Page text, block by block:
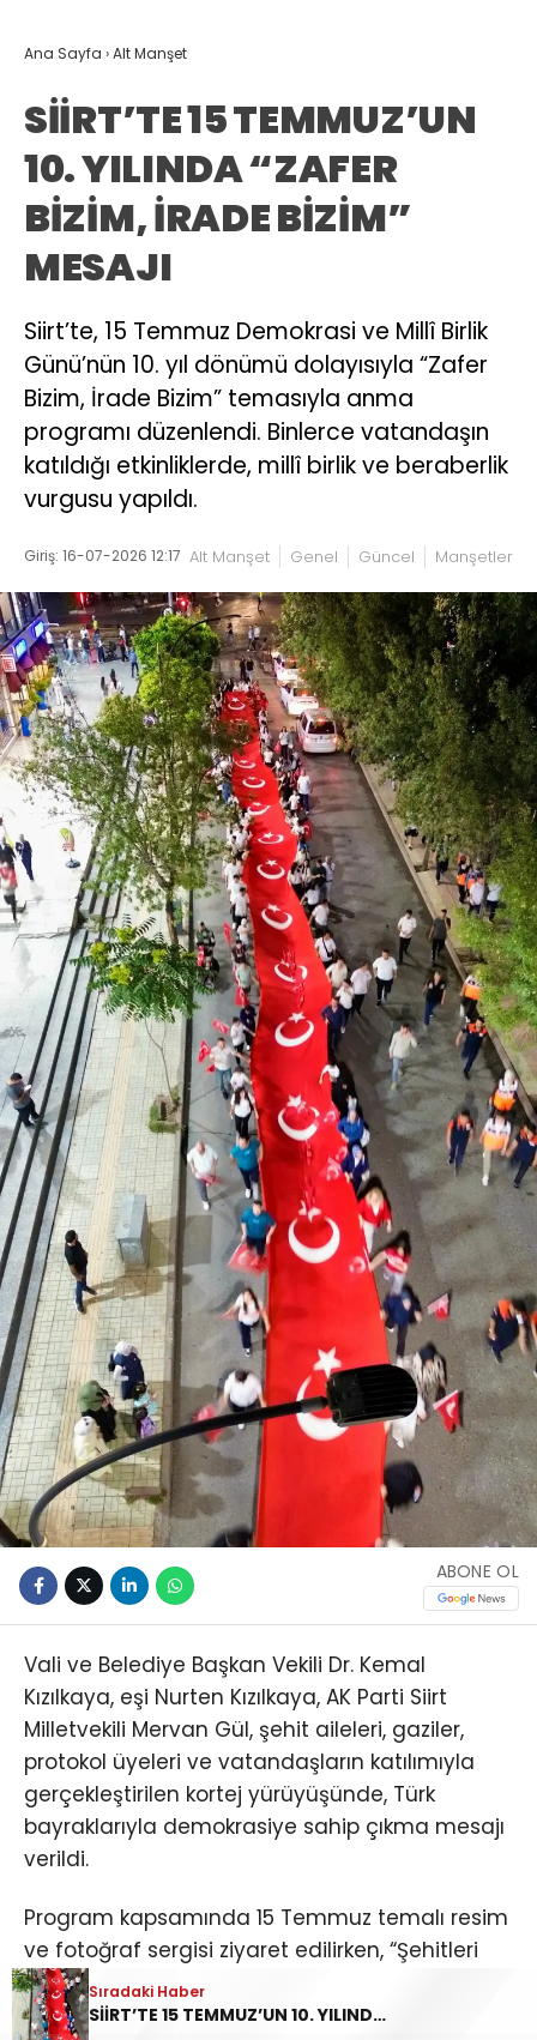
Sıradaki Haber
SİİRT’TE 15 TEMMUZ’UN 10. YILINDA “ZAFER BİZİM, İRADE BİZİM” MESAJI
Ana Sayfa ›Alt Manşet
SİİRT’TE 15 TEMMUZ’UN
10. YILINDA “ZAFER
BİZİM, İRADE BİZİM”
MESAJI
Siirt’te, 15 Temmuz Demokrasi ve Millî Birlik
Günü’nün 10. yıl dönümü dolayısıyla “Zafer
Bizim, İrade Bizim” temasıyla anma
programı düzenlendi. Binlerce vatandaşın
katıldığı etkinliklerde, millî birlik ve beraberlik
vurgusu yapıldı.
Giriş: 16-07-2026 12:17 Alt Manşet Genel Güncel Manşetler
ABONE OL
Vali ve Belediye Başkan Vekili Dr. Kemal
Kızılkaya, eşi Nurten Kızılkaya, AK Parti Siirt
Milletvekili Mervan Gül, şehit aileleri, gaziler,
protokol üyeleri ve vatandaşların katılımıyla
gerçekleştirilen kortej yürüyüşünde, Türk
bayraklarıyla demokrasiye sahip çıkma mesajı
verildi.
Program kapsamında 15 Temmuz temalı resim
ve fotoğraf sergisi ziyaret edilirken, “Şehitleri
Sancak Koşusu”nun ardından ay yıldızlı sancak
Vali Kızılkaya’ya teslim edildi. Kızlar Tepesi